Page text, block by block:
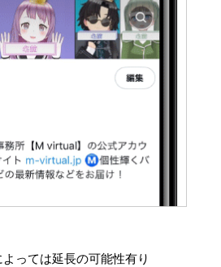
っては延長の可能性有り